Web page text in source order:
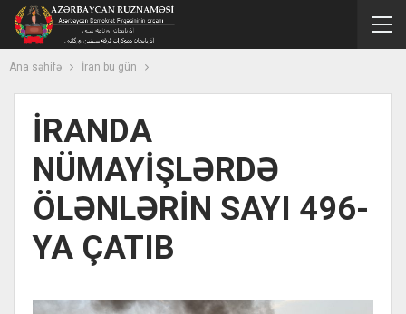
Ana səhifə İran bu gün
İRANDA
NÜMAYİŞLƏRDƏ
ÖLƏNLƏRİN SAYI 496-
YA ÇATIB